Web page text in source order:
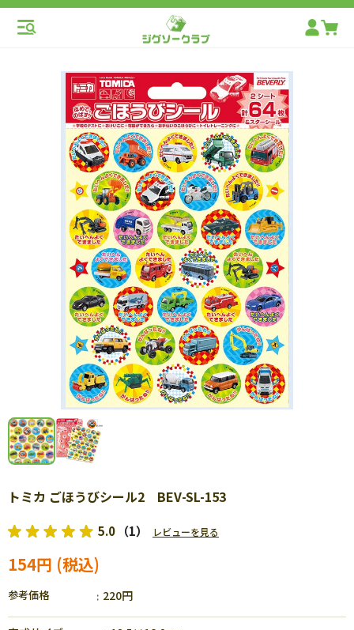
トミカ ごほうびシール2 BEV-SL-153
5.0 （1） レビューを見る
154円
参考価格 220円